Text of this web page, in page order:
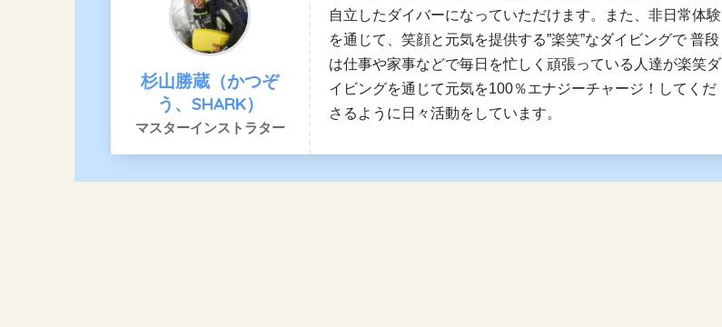
杉山勝蔵（かつぞ
う、SHARK）
マスターインストラター
自立したダイバーになっていただけます。また、非日常体験
を通じて、笑顔と元気を提供する”楽笑”なダイビングで 普段
は仕事や家事などで毎日を忙しく頑張っている人達が楽笑ダ
イビングを通じて元気を100％エナジーチャージ！してくだ
さるように日々活動をしています。